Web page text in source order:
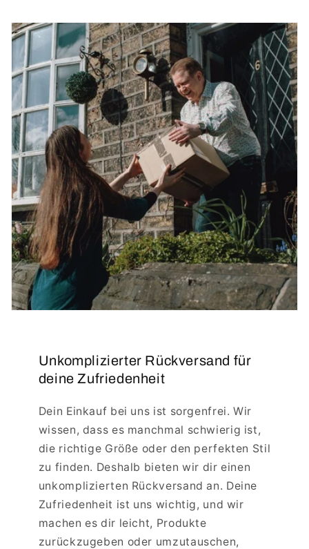
Unkomplizierter Rückversand für
deine Zufriedenheit
Dein Einkauf bei uns ist sorgenfrei. Wir
wissen, dass es manchmal schwierig ist,
die richtige Größe oder den perfekten Stil
zu finden. Deshalb bieten wir dir einen
unkomplizierten Rückversand an. Deine
Zufriedenheit ist uns wichtig, und wir
machen es dir leicht, Produkte
zurückzugeben oder umzutauschen,